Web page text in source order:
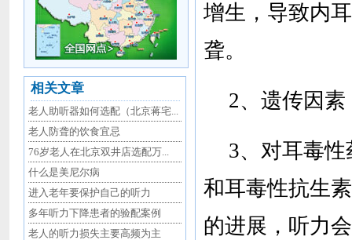
相关文章
老人助听器如何选配（北京蒋宅...
老人防聋的饮食宜忌
76岁老人在北京双井店选配万...
什么是美尼尔病
进入老年要保护自己的听力
多年听力下降患者的验配案例
老人的听力损失主要高频为主
增生，导致内
聋。
2、遗传因素
3、对耳毒
和耳毒性抗生
的进展，听力